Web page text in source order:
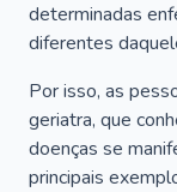
determinadas
diferentes
Por isso, as
geriatra, que
doenças se
principais